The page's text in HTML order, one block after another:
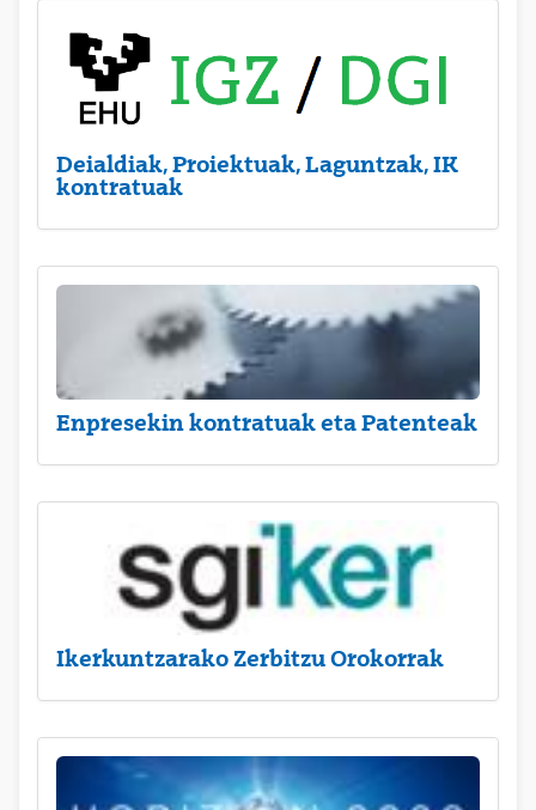
Deialdiak, Proiektuak, Laguntzak, IK
kontratuak
Enpresekin kontratuak eta Patenteak
Ikerkuntzarako Zerbitzu Orokorrak